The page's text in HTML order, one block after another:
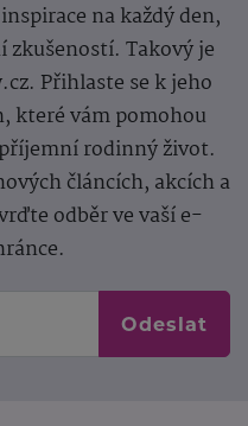
na každý den,
zkušeností. Takový je
Přihlaste se k jeho
které vám pomohou
rodinný život.
článcích, akcích a
odběr ve vaší e-
Odeslat